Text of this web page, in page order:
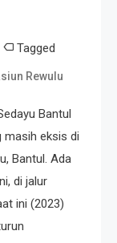
Tagged
Rewulu
Bantul
masih eksis di
Bantul. Ada
di jalur
ini (2023)